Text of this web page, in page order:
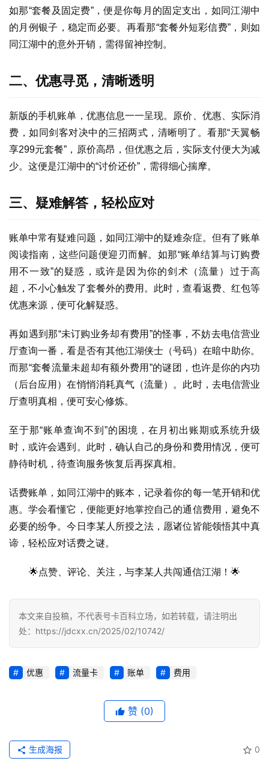
首
页
号
卡
百
科
防
诈
知
识
行
业
资
流
量
卡
码
认
证
增
登录 注册
投稿
如那“套餐及固定费”，便是你每月的固定支出，如同江湖中
的月例银子，稳定而必要。再看那“套餐外短彩信费”，则如
同江湖中的意外开销，需得留神控制。
二、优惠寻觅，清晰透明
新版的手机账单，优惠信息一一呈现。原价、优惠、实际消
费，如同剑客对决中的三招两式，清晰明了。看那“天翼畅
享299元套餐”，原价高昂，但优惠之后，实际支付便大为减
少。这便是江湖中的“讨价还价”，需得细心揣摩。
三、疑难解答，轻松应对
账单中常有疑难问题，如同江湖中的疑难杂症。但有了账单
阅读指南，这些问题便迎刃而解。如那“账单结算与订购费
用不一致”的疑惑，或许是因为你的剑术（流量）过于高
超，不小心触发了套餐外的费用。此时，查看返费、红包等
优惠来源，便可化解疑惑。
再如遇到那“未订购业务却有费用”的怪事，不妨去电信营业
厅查询一番，看是否有其他江湖侠士（号码）在暗中助你。
而那“套餐流量未超却有额外费用”的谜团，也许是你的内功
（后台应用）在悄悄消耗真气（流量）。此时，去电信营业
厅查明真相，便可安心修炼。
至于那“账单查询不到”的困境，在月初出账期或系统升级
时，或许会遇到。此时，确认自己的身份和费用情况，便可
静待时机，待查询服务恢复后再探真相。
话费账单，如同江湖中的账本，记录着你的每一笔开销和优
惠。学会看懂它，便能更好地掌控自己的通信费用，避免不
必要的纷争。今日李某人所授之法，愿诸位皆能领悟其中真
谛，轻松应对话费之谜。
🌟点赞、评论、关注，与李某人共闯通信江湖！🌟
本文来自投稿，不代表号卡百科立场，如若转载，请注明出
处：https://jdcxx.cn/2025/02/10742/
优惠 流量卡 账单 费用
赞 (0)
0
生成海报